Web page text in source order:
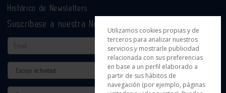
Histórico de Newsletters
Suscríbase a nuestra Newsletter
Email
Actividad
Utilizamos cookies propias y de
terceros para analizar nuestros
servicios y mostrarle publicidad
relacionada con sus preferencias
en base a un perfil elaborado a
partir de sus hábitos de
navegación (por ejemplo, páginas